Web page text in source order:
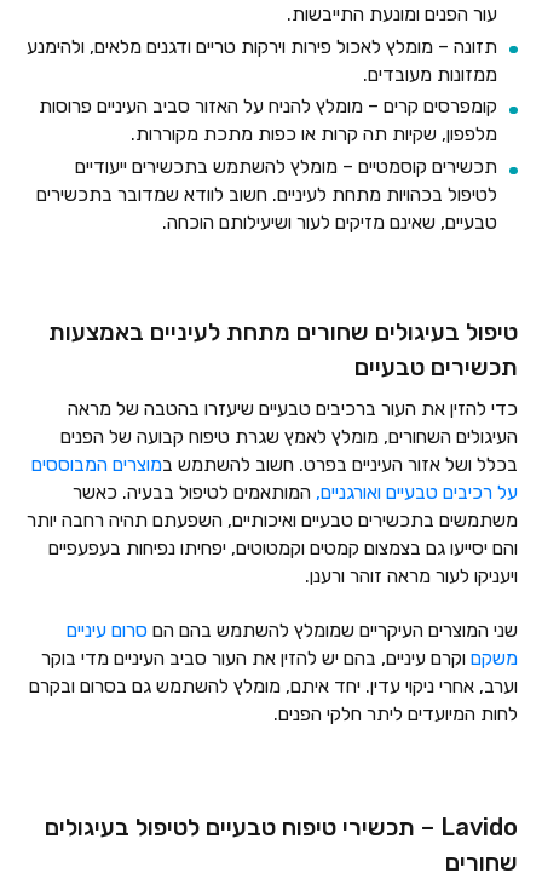
עור הפנים ומונעת התייבשות.
תזונה – מומלץ לאכול פירות וירקות טריים ודגנים מלאים, ולהימנע
ממזונות מעובדים.
קומפרסים קרים – מומלץ להניח על האזור סביב העיניים פרוסות
מלפפון, שקיות תה קרות או כפות מתכת מקוררות.
תכשירים קוסמטיים – מומלץ להשתמש בתכשירים ייעודיים
לטיפול בכהויות מתחת לעיניים. חשוב לוודא שמדובר בתכשירים
טבעיים, שאינם מזיקים לעור ושיעילותם הוכחה.
טיפול בעיגולים שחורים מתחת לעיניים באמצעות
תכשירים טבעיים
כדי להזין את העור ברכיבים טבעיים שיעזרו בהטבה של מראה
העיגולים השחורים, מומלץ לאמץ שגרת טיפוח קבועה של הפנים
בכלל ושל אזור העיניים בפרט. חשוב להשתמש במוצרים המבוססים
על רכיבים טבעיים ואורגניים, המותאמים לטיפול בבעיה. כאשר
משתמשים בתכשירים טבעיים ואיכותיים, השפעתם תהיה רחבה יותר
והם יסייעו גם בצמצום קמטים וקמטוטים, יפחיתו נפיחות בעפעפיים
ויעניקו לעור מראה זוהר ורענן.
שני המוצרים העיקריים שמומלץ להשתמש בהם הם סרום עיניים
משקםוקרם עיניים, בהם יש להזין את העור סביב העיניים מדי בוקר
וערב, אחרי ניקוי עדין. יחד איתם, מומלץ להשתמש גם בסרום ובקרם
לחות המיועדים ליתר חלקי הפנים.
Lavido – תכשירי טיפוח טבעיים לטיפול בעיגולים
שחורים